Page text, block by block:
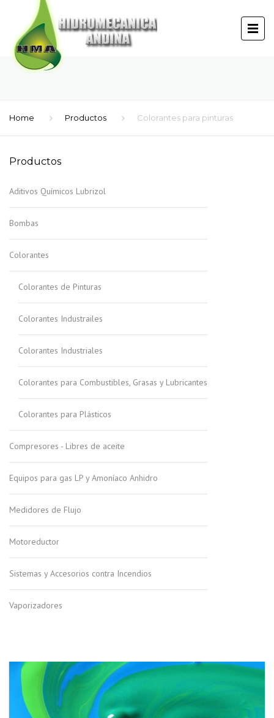
Home Productos Colorantes para pinturas
Productos
Aditivos Químicos Lubrizol
Bombas
Colorantes
Colorantes de Pinturas
Colorantes Industrailes
Colorantes Industriales
Colorantes para Combustibles, Grasas y Lubricantes
Colorantes para Plásticos
Compresores - Libres de aceite
Equipos para gas LP y Amoníaco Anhidro
Medidores de Flujo
Motoreductor
Sistemas y Accesorios contra Incendios
Vaporizadores